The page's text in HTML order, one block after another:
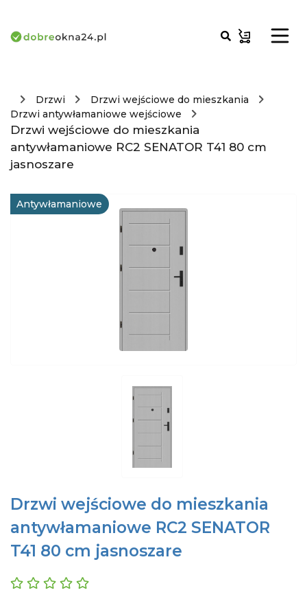
Drzwi
Drzwi wejściowe do mieszkania
Drzwi antywłamaniowe wejściowe
Drzwi wejściowe do mieszkania
antywłamaniowe RC2 SENATOR T41 80 cm
jasnoszare
Antywłamaniowe
Drzwi wejściowe do mieszkania
antywłamaniowe RC2 SENATOR
T41 80 cm jasnoszare